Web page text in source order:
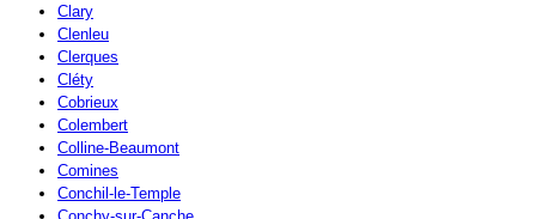
Clary
Clenleu
Clerques
Cléty
Cobrieux
Colembert
Colline-Beaumont
Comines
Conchil-le-Temple